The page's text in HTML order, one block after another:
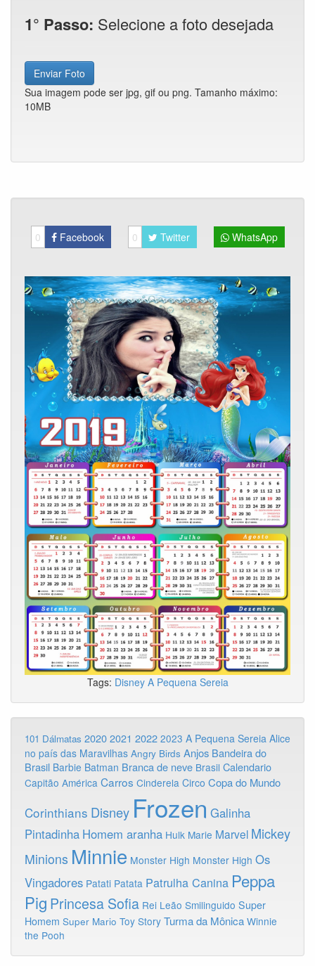
1° Passo: Selecione a foto desejada
Enviar Foto
Sua imagem pode ser jpg, gif ou png. Tamanho máximo:
10MB
0 Facebook 0 Twitter WhatsApp
Tags: Disney A Pequena Sereia
101 Dálmatas 2020 2021 2022 2023 A Pequena Sereia Alice
no país das Maravilhas Angry Birds Anjos Bandeira do
Brasil Barbie Batman Branca de neve Brasil Calendario
Capitão América Carros Cinderela Circo Copa do Mundo
Corinthians Disney Frozen Galinha
Pintadinha Homem aranha Hulk Marie Marvel Mickey
Minions Minnie Monster High Monster High Os
Vingadores Patati Patata Patrulha Canina Peppa
Pig Princesa Sofia Rei Leão Smilinguido Super
Homem Super Mario Toy Story Turma da Mônica Winnie
the Pooh